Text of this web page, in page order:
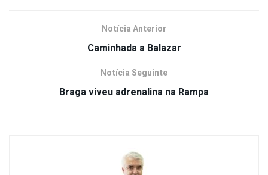
Notícia Anterior
Caminhada a Balazar
Notícia Seguinte
Braga viveu adrenalina na Rampa